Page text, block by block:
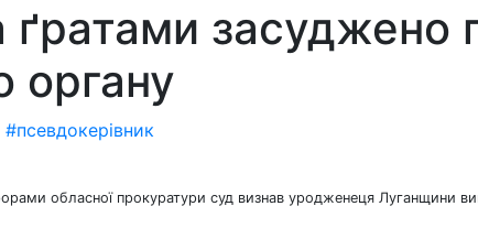
ґратами засуджено
органу
#псевдокерівник
обласної прокуратури суд визнав уродженеця Луганщини